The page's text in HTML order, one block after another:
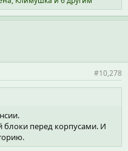
#10,278
блоки перед корпусами. И